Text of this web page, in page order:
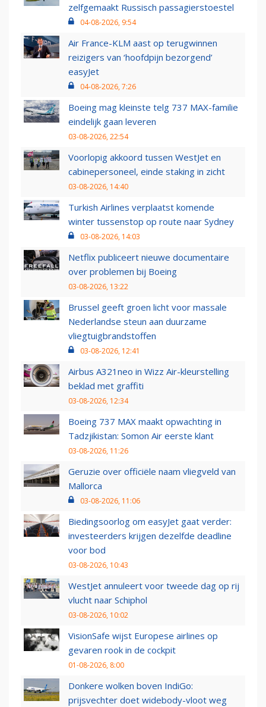
zelfgemaakt Russisch passagierstoestel
04-08-2026, 9:54
Air France-KLM aast op terugwinnen
reizigers van ‘hoofdpijn bezorgend’
easyJet
04-08-2026, 7:26
Boeing mag kleinste telg 737 MAX-familie
eindelijk gaan leveren
03-08-2026, 22:54
Voorlopig akkoord tussen WestJet en
cabinepersoneel, einde staking in zicht
03-08-2026, 14:40
Turkish Airlines verplaatst komende
winter tussenstop op route naar Sydney
03-08-2026, 14:03
Netflix publiceert nieuwe documentaire
over problemen bij Boeing
03-08-2026, 13:22
Brussel geeft groen licht voor massale
Nederlandse steun aan duurzame
vliegtuigbrandstoffen
03-08-2026, 12:41
Airbus A321neo in Wizz Air-kleurstelling
beklad met graffiti
03-08-2026, 12:34
Boeing 737 MAX maakt opwachting in
Tadzjikistan: Somon Air eerste klant
03-08-2026, 11:26
Geruzie over officiële naam vliegveld van
Mallorca
03-08-2026, 11:06
Biedingsoorlog om easyJet gaat verder:
investeerders krijgen dezelfde deadline
voor bod
03-08-2026, 10:43
WestJet annuleert voor tweede dag op rij
vlucht naar Schiphol
03-08-2026, 10:02
VisionSafe wijst Europese airlines op
gevaren rook in de cockpit
01-08-2026, 8:00
Donkere wolken boven IndiGo:
prijsvechter doet widebody-vloot weg